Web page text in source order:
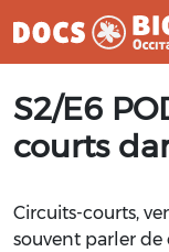
au
contenu
S2/E6
courts
Circuits-courts,
souvent parler de